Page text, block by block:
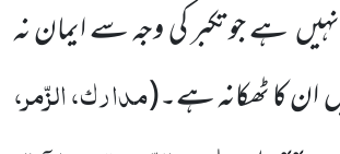
ہے جو تکبر کی وجہ سے ایمان نہ
ان کا ٹھکانہ ہے۔(مدارک، الزّمر،